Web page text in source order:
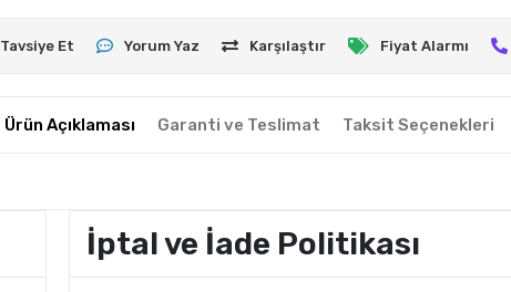
Tavsiye Et Yorum Yaz Karşılaştır Fiyat Alarmı
Ürün Açıklaması Garanti ve Teslimat Taksit Seçenekleri
İptal ve İade Politikası